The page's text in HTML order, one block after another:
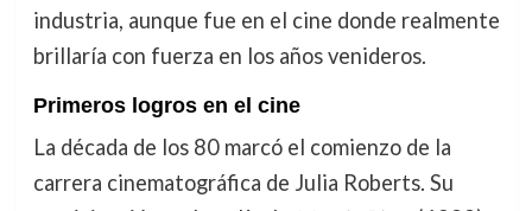
industria, aunque fue en el cine donde realmente
brillaría con fuerza en los años venideros.
Primeros logros en el cine
La década de los 80 marcó el comienzo de la
carrera cinematográfica de Julia Roberts. Su